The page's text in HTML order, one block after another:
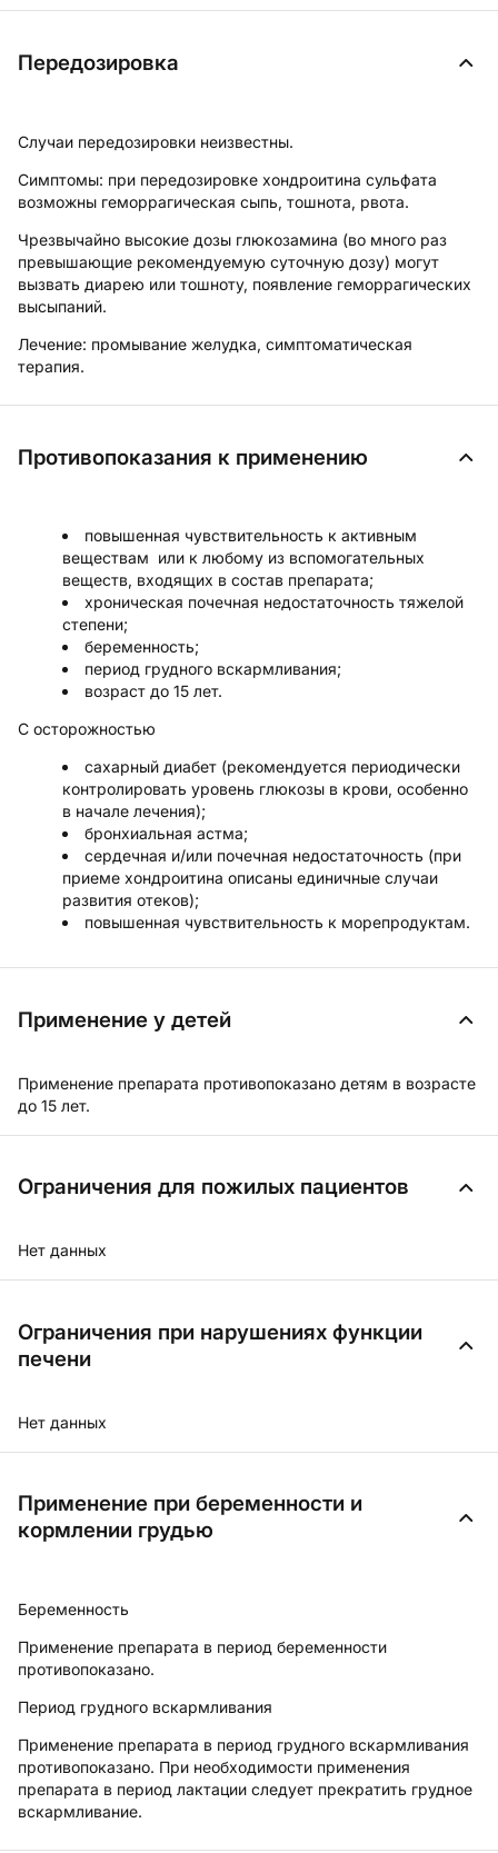
Передозировка
Случаи передозировки неизвестны.
Симптомы: при передозировке хондроитина сульфата
возможны геморрагическая сыпь, тошнота, рвота.
Чрезвычайно высокие дозы глюкозамина (во много раз
превышающие рекомендуемую суточную дозу) могут
вызвать диарею или тошноту, появление геморрагических
высыпаний.
Лечение: промывание желудка, симптоматическая
терапия.
Противопоказания к применению
повышенная чувствительность к активным
веществам или к любому из вспомогательных
веществ, входящих в состав препарата;
хроническая почечная недостаточность тяжелой
степени;
беременность;
период грудного вскармливания;
возраст до 15 лет.
С осторожностью
сахарный диабет (рекомендуется периодически
контролировать уровень глюкозы в крови, особенно
в начале лечения);
бронхиальная астма;
сердечная и/или почечная недостаточность (при
приеме хондроитина описаны единичные случаи
развития отеков);
повышенная чувствительность к морепродуктам.
Применение у детей
Применение препарата противопоказано детям в возрасте
до 15 лет.
Ограничения для пожилых пациентов
Нет данных
Ограничения при нарушениях функции
печени
Нет данных
Применение при беременности и
кормлении грудью
Беременность
Применение препарата в период беременности
противопоказано.
Период грудного вскармливания
Применение препарата в период грудного вскармливания
противопоказано. При необходимости применения
препарата в период лактации следует прекратить грудное
вскармливание.